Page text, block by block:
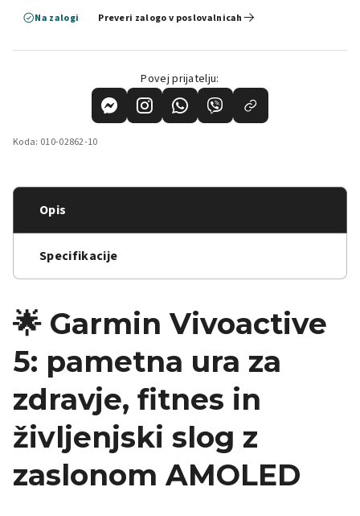
Na zalogi
Preveri zalogo v poslovalnicah
Povej prijatelju:
Koda: 010-02862-10
Opis
Specifikacije
🌟 Garmin Vivoactive
5: pametna ura za
zdravje, fitnes in
življenjski slog z
zaslonom AMOLED